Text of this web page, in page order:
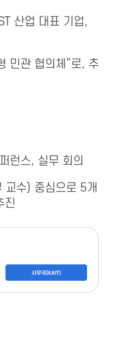
산업 대표 기업,
민관 협의체”로, 추
런스, 실무 회의
교수) 중심으로 5개
진